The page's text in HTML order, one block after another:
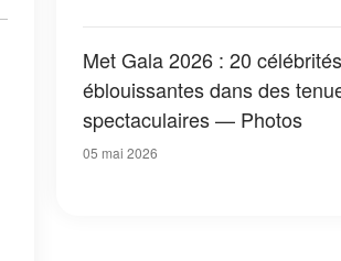
Met Gala 2026 : 20 célébrités
éblouissantes dans des
spectaculaires — Photos
05 mai 2026